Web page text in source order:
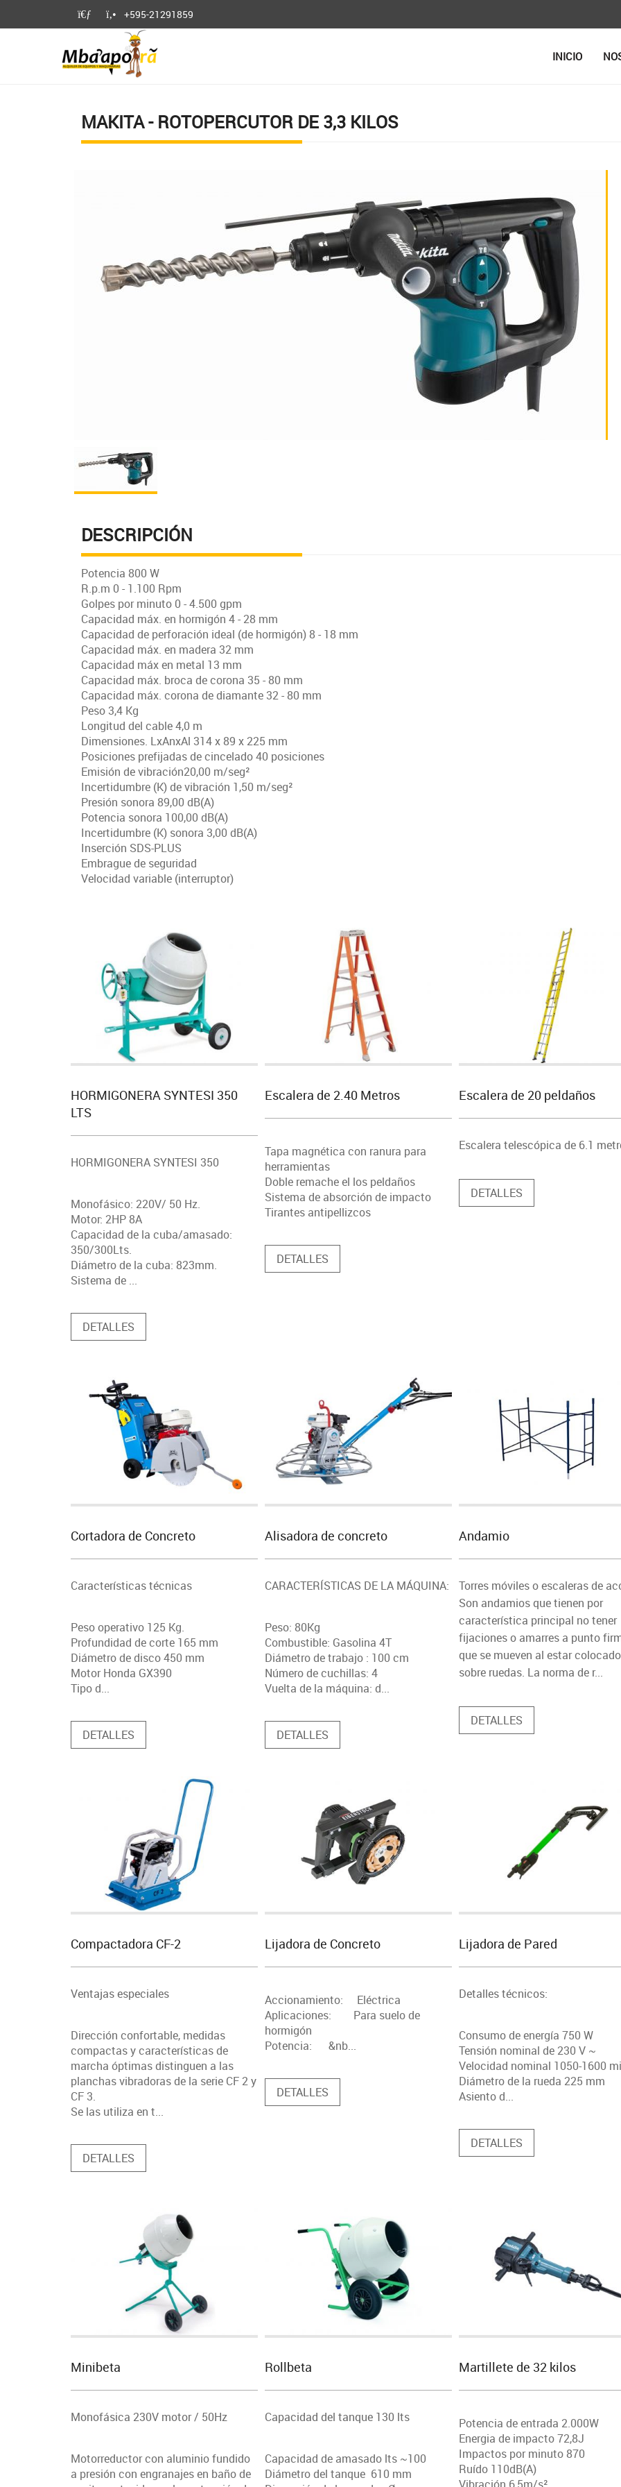
+595-21291859
INICIO
MAKITA - ROTOPERCUTOR DE 3,3 KILOS
DESCRIPCIÓN
Potencia 800 W
R.p.m 0 - 1.100 Rpm
Golpes por minuto 0 - 4.500 gpm
Capacidad máx. en hormigón 4 - 28 mm
Capacidad de perforación ideal (de hormigón) 8 - 18 mm
Capacidad máx. en madera 32 mm
Capacidad máx en metal 13 mm
Capacidad máx. broca de corona 35 - 80 mm
Capacidad máx. corona de diamante 32 - 80 mm
Peso 3,4 Kg
Longitud del cable 4,0 m
Dimensiones. LxAnxAl 314 x 89 x 225 mm
Posiciones prefijadas de cincelado 40 posiciones
Emisión de vibración20,00 m/seg²
Incertidumbre (K) de vibración 1,50 m/seg²
Presión sonora 89,00 dB(A)
Potencia sonora 100,00 dB(A)
Incertidumbre (K) sonora 3,00 dB(A)
Inserción SDS-PLUS
Embrague de seguridad
Velocidad variable (interruptor)
HORMIGONERA SYNTESI 350
LTS
HORMIGONERA SYNTESI 350
Monofásico: 220V/ 50 Hz.
Motor: 2HP 8A
Capacidad de la cuba/amasado:
350/300Lts.
Diámetro de la cuba: 823mm.
Sistema de ...
DETALLES
Escalera de 2.40 Metros
Tapa magnética con ranura para
herramientas
Doble remache el los peldaños
Sistema de absorción de impacto
Tirantes antipellizcos
DETALLES
Escalera de 20 peldaños
Escalera telescópica de 6.1
DETALLES
Cortadora de Concreto
Características técnicas
Peso operativo 125 Kg.
Profundidad de corte 165 mm
Diámetro de disco 450 mm
Motor Honda GX390
Tipo d...
DETALLES
Alisadora de concreto
CARACTERÍSTICAS DE LA MÁQUINA:
Peso: 80Kg
Combustible: Gasolina 4T
Diámetro de trabajo : 100 cm
Número de cuchillas: 4
Vuelta de la máquina: d...
DETALLES
Andamio
Torres móviles o escaleras de
Son andamios que tienen por
característica principal no tener
fijaciones o amarres a punto
que se mueven al estar
sobre ruedas. La norma de r...
DETALLES
Compactadora CF-2
Ventajas especiales
Dirección confortable, medidas
compactas y características de
marcha óptimas distinguen a las
planchas vibradoras de la serie CF 2 y
CF 3.
Se las utiliza en t...
DETALLES
Lijadora de Concreto
Accionamiento: Eléctrica
Aplicaciones: Para suelo de
hormigón
Potencia: &nb...
DETALLES
Lijadora de Pared
Detalles técnicos:
Consumo de energía 750 W
Tensión nominal de 230 V ~
Velocidad nominal 1050-1600
Diámetro de la rueda 225 mm
Asiento d...
DETALLES
Minibeta
Monofásica 230V motor / 50Hz
Motorreductor con aluminio fundido
a presión con engranajes en baño de
Rollbeta
Capacidad del tanque 130 lts
Capacidad de amasado lts ~100
Diámetro del tanque 610 mm
Martillete de 32 kilos
Potencia de entrada 2.000W
Energia de impacto 72,8J
Impactos por minuto 870
Ruído 110dB(A)